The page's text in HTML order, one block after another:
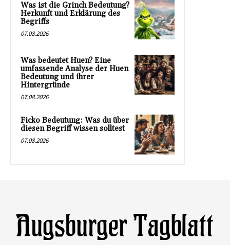
Was ist die Grinch Bedeutung?
Herkunft und Erklärung des
Begriffs
07.08.2026
Was bedeutet Huen? Eine
umfassende Analyse der Huen
Bedeutung und ihrer
Hintergründe
07.08.2026
Ficko Bedeutung: Was du über
diesen Begriff wissen solltest
07.08.2026